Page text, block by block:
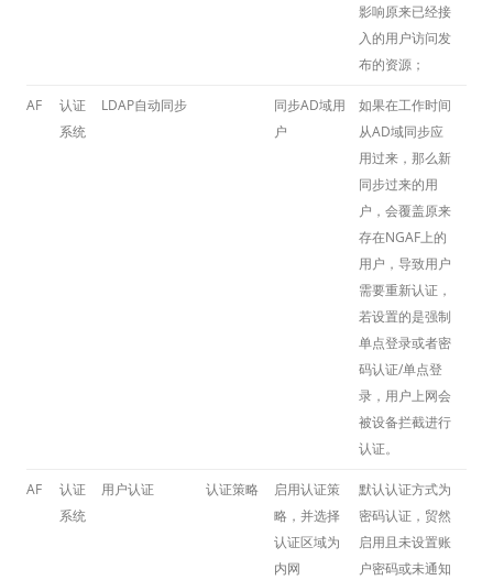
影响原来已经接
入的用户访问发
布的资源；
AF
认证
系统
LDAP自动同步
同步AD域用
户
如果在工作时间
从AD域同步应
用过来，那么新
同步过来的用
户，会覆盖原来
存在NGAF上的
用户，导致用户
需要重新认证，
若设置的是强制
单点登录或者密
码认证/单点登
录，用户上网会
被设备拦截进行
认证。
AF
认证
系统
用户认证 认证策略
启用认证策
略，并选择
认证区域为
内网
默认认证方式为
密码认证，贸然
启用且未设置账
户密码或未通知